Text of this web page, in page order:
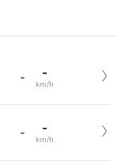
- -
km/h
- -
km/h